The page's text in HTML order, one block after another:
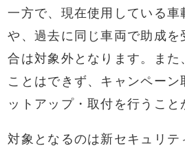
一方で、現在使用している車
や、過去に同じ車両で助成
合は対象外となります。ま
ことはできず、キャンペー
ットアップ・取付を行うこと
対象となるのは新セキュリ